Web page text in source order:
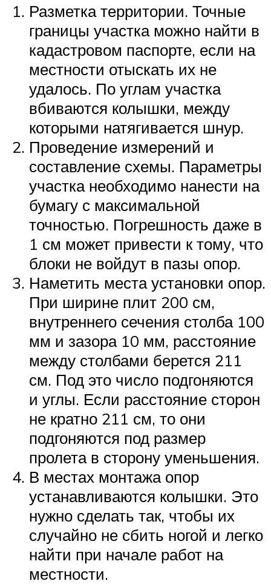
Разметка территории. Точные
границы участка можно найти в
кадастровом паспорте, если на
местности отыскать их не
удалось. По углам участка
вбиваются колышки, между
которыми натягивается шнур.
Проведение измерений и
составление схемы. Параметры
участка необходимо нанести на
бумагу с максимальной
точностью. Погрешность даже в
1 см может привести к тому, что
блоки не войдут в пазы опор.
Наметить места установки опор.
При ширине плит 200 см,
внутреннего сечения столба 100
мм и зазора 10 мм, расстояние
между столбами берется 211
см. Под это число подгоняются
и углы. Если расстояние сторон
не кратно 211 см, то они
подгоняются под размер
пролета в сторону уменьшения.
В местах монтажа опор
устанавливаются колышки. Это
нужно сделать так, чтобы их
случайно не сбить ногой и легко
найти при начале работ на
местности.